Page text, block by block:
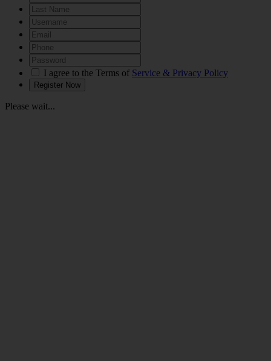
I agree to the Terms of Service & Privacy Policy
Please wait...